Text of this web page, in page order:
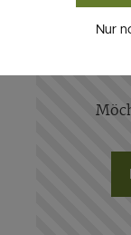
Das
Nur